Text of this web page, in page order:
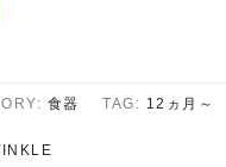
食器 TAG: 12ヵ月～